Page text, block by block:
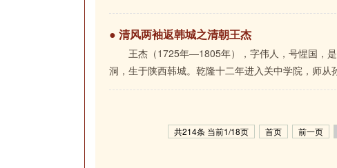
● 清风两袖返韩城之清朝王杰
王杰（1725年—1805年），字伟人，号惺国，
洞，生于陕西韩城。乾隆十二年进入关中学院，师从
共214条 当前1/18页 首页 前一页